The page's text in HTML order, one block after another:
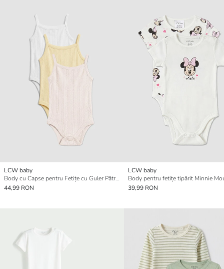
LCW baby
Body cu Capse pentru Fetițe cu Guler Pătrat, Set de 3 Bucăți
44,99 RON
LCW baby
39,99 RON